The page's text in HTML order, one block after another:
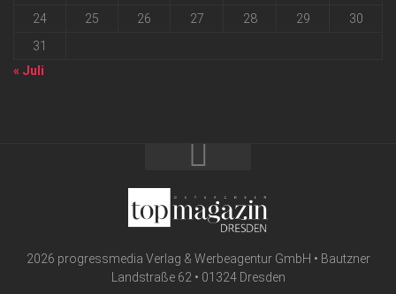
24
25 26 27 28 29
30
31
« Juli
2026 progressmedia Verlag & Werbeagentur GmbH • Bautzner
Landstraße 62 • 01324 Dresden